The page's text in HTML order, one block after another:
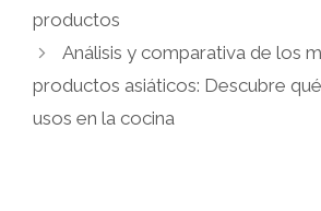
productos
Análisis y comparativa de los
productos asiáticos: Descubre
usos en la cocina